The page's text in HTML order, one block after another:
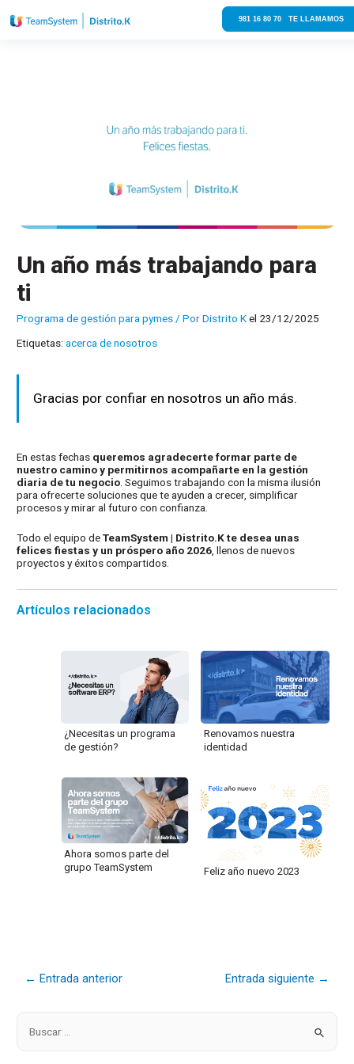
981 16 80 70 TE LLAMAMOS
Un año más trabajando para
ti
Programa de gestión para pymes / PorDistrito Kel 23/12/2025
Etiquetas:acerca de nosotros
Gracias por confiar en nosotros un año más.
En estas fechas queremos agradecerte formar parte de
nuestro camino y permitirnos acompañarte en la gestión
diaria de tu negocio. Seguimos trabajando con la misma ilusión
para ofrecerte soluciones que te ayuden a crecer, simplificar
procesos y mirar al futuro con confianza.
Todo el equipo deTeamSystem | Distrito.K te desea unas
felices fiestas y un próspero año 2026, llenos de nuevos
proyectos y éxitos compartidos.
Artículos relacionados
¿Necesitas un programa
de gestión?
Renovamos nuestra
identidad
Ahora somos parte del
grupo TeamSystem
Feliz año nuevo 2023
← Entrada anterior Entrada siguiente →